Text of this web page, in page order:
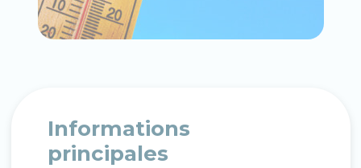
Informations
principales